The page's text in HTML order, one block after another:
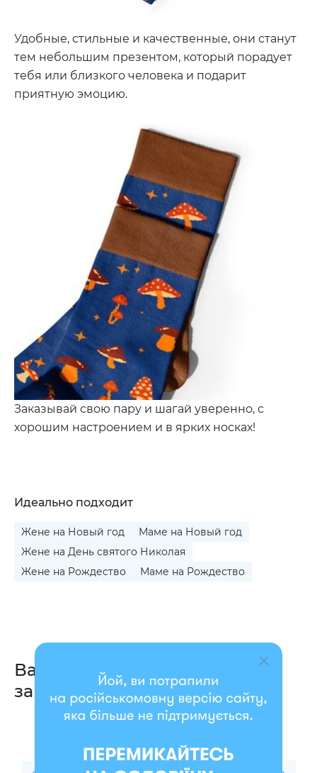
Удобные, стильные и качественные, они станут
тем небольшим презентом, который порадует
тебя или близкого человека и подарит
приятную эмоцию.
Заказывай свою пару и шагай уверенно, с
хорошим настроением и в ярких носках!
Идеально подходит
Жене на Новый год
Маме на Новый год
Жене на День святого Николая
Жене на Рождество
Маме на Рождество
Вас также могут
заинтересовать